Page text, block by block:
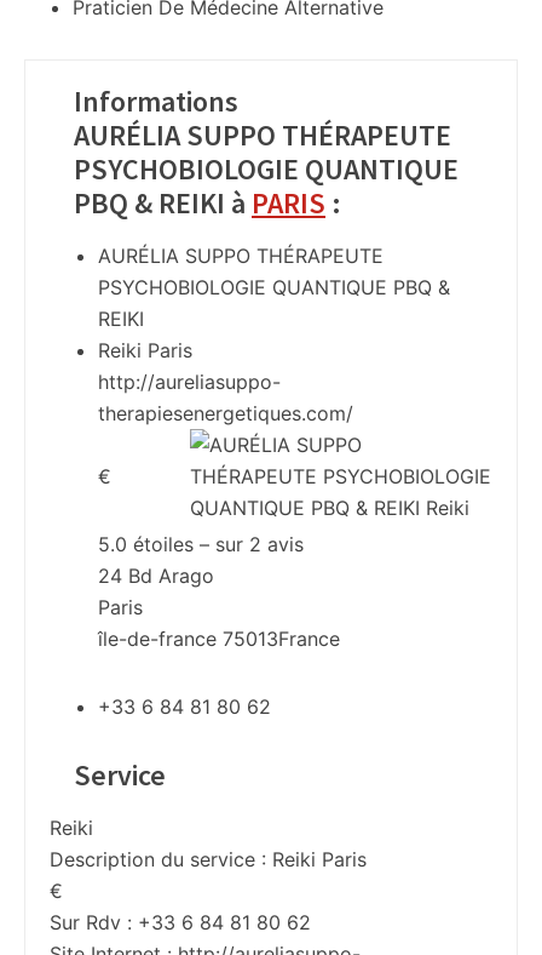
Praticien De Médecine Alternative
Informations
AURÉLIA SUPPO THÉRAPEUTE
PSYCHOBIOLOGIE QUANTIQUE
PBQ & REIKI à PARIS :
AURÉLIA SUPPO THÉRAPEUTE
PSYCHOBIOLOGIE QUANTIQUE PBQ &
REIKI
Reiki Paris
http://aureliasuppo-
therapiesenergetiques.com/
€
5.0 étoiles – sur 2 avis
24 Bd Arago
Paris
île-de-france 75013France
+33 6 84 81 80 62
Service
Reiki
Description du service : Reiki Paris
€
Sur Rdv : +33 6 84 81 80 62